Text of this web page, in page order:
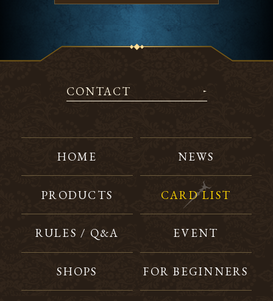
CONTACT
HOME NEWS
PRODUCTS CARD LIST
RULES / Q&A EVENT
SHOPS FOR BEGINNERS